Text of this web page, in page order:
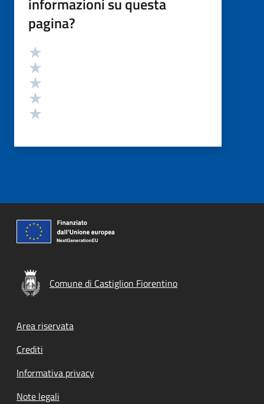
pagina?
Valutazione
Comune di Castiglion Fiorentino
Footer menu
Area riservata
Crediti
Informativa privacy
Note legali